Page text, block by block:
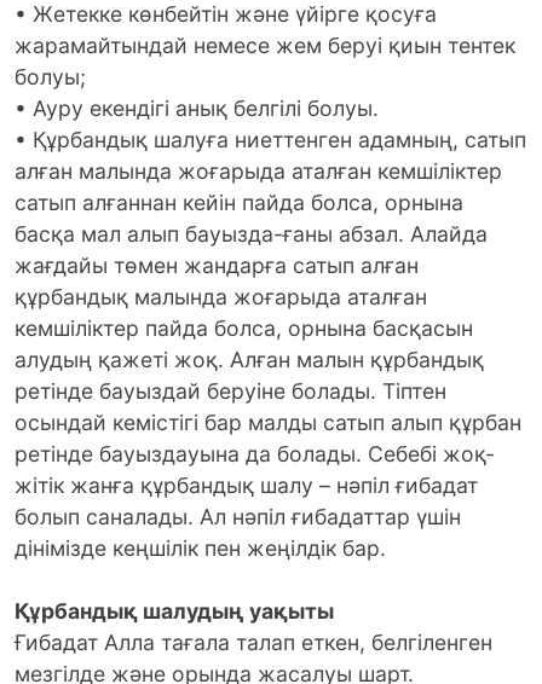
• Жетекке көнбейтін және үйірге қосуға
жарамайтындай немесе жем беруі қиын тентек
болуы;
• Ауру екендігі анық белгілі болуы.
• Құрбандық шалуға ниеттенген адамның, сатып
алған малында жоғарыда аталған кемшіліктер
сатып алғаннан кейін пайда болса, орнына
басқа мал алып бауызда-ғаны абзал. Алайда
жағдайы төмен жандарға сатып алған
құрбандық малында жоғарыда аталған
кемшіліктер пайда болса, орнына басқасын
алудың қажеті жоқ. Алған малын құрбандық
ретінде бауыздай беруіне болады. Тіптен
осындай кемістігі бар малды сатып алып құрбан
ретінде бауыздауына да болады. Себебі жоқ-
жітік жанға құрбандық шалу – нәпіл ғибадат
болып саналады. Ал нәпіл ғибадаттар үшін
дінімізде кеңшілік пен жеңілдік бар.
Құрбандық шалудың уақыты
Ғибадат Алла тағала талап еткен, белгіленген
мезгілде және орында жасалуы шарт.